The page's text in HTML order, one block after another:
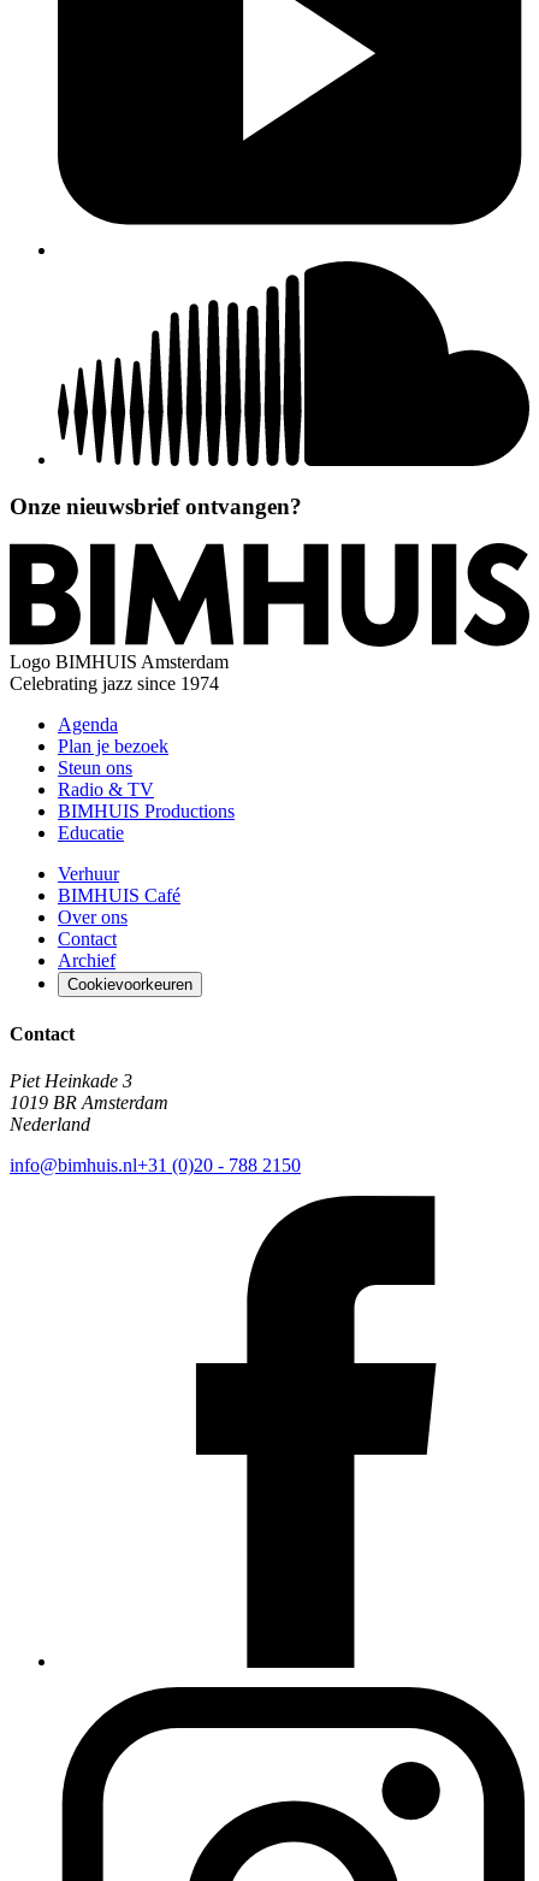
Onze nieuwsbrief ontvangen?
Logo BIMHUIS Amsterdam
Celebrating jazz since 1974
Agenda
Plan je bezoek
Steun ons
Radio & TV
BIMHUIS Productions
Educatie
Verhuur
BIMHUIS Café
Over ons
Contact
Archief
Cookievoorkeuren
Contact
Piet Heinkade 3
1019 BR Amsterdam
Nederland
info@bimhuis.nl+31 (0)20 - 788 2150